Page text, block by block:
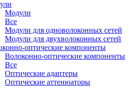
Модули
Все
Модули для одноволоконных сетей
Модули для двухволоконных сетей
оптические компоненты
Волоконно-оптические компоненты
Все
Оптические адаптеры
Оптические аттенюаторы